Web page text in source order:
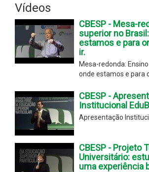
Vídeos
CBESP - Mesa-
superior no
estamos e para
ir.
Mesa-redonda:
onde estamos e para
CBESP -
Institucional
Apresentação
CBESP - Projeto
Universitário:
uma experiência